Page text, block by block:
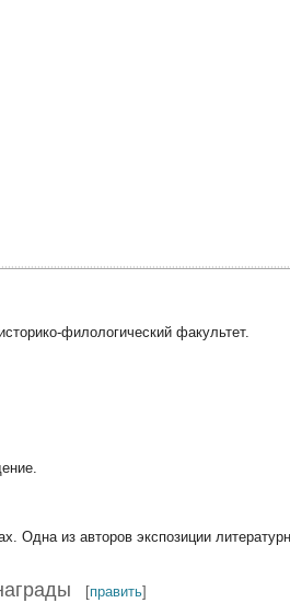
филологический факультет.
Одна из авторов экспозиции
[править]